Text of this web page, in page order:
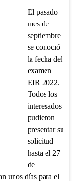
El pasado
mes de
septiembre
se conoció
la fecha del
examen
EIR 2022.
Todos los
interesados
pudieron
presentar su
solicitud
hasta el 27
de
unos días para el